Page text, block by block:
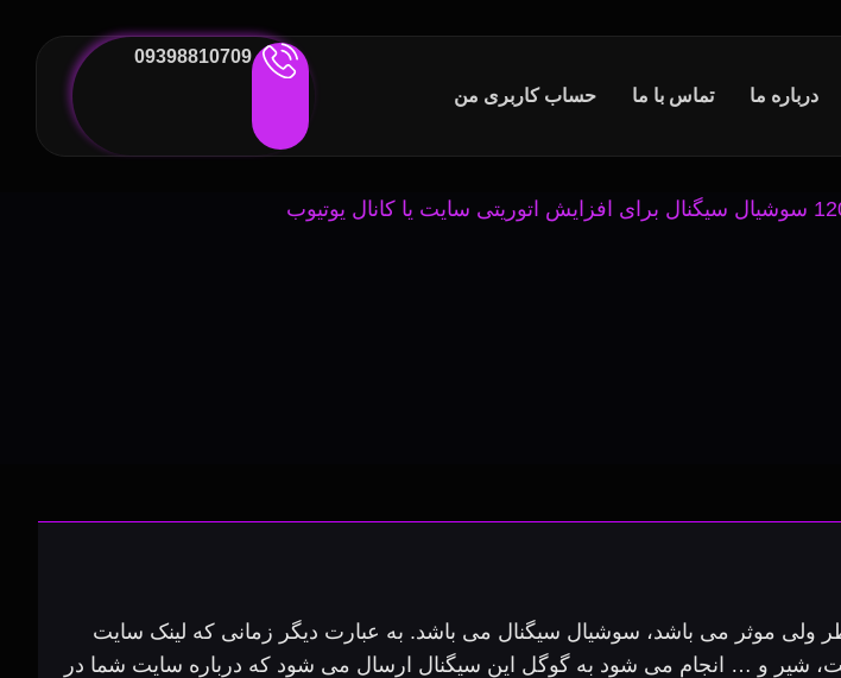
درباره ما تماس با ما حساب کاربری من
09398810709
ولی موثر می باشد، سوشیال سیگنال می باشد. به عبارت دیگر زمانی که لینک سایت
شیر و … انجام می شود به گوگل این سیگنال ارسال می شود که درباره سایت شما در